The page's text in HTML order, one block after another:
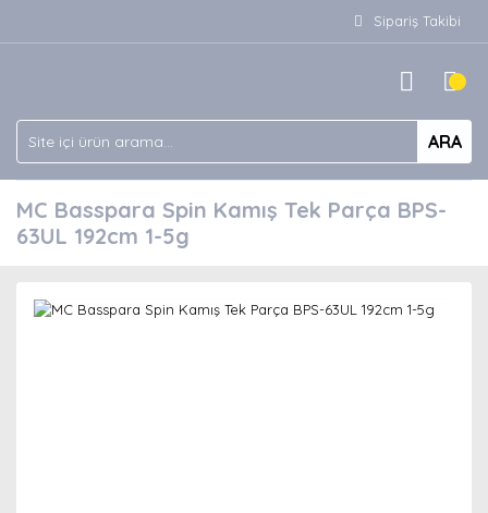
Sipariş Takibi
ARA
MC Basspara Spin Kamış Tek Parça BPS-
63UL 192cm 1-5g